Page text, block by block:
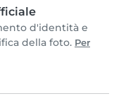
d'identità e
della foto. Per